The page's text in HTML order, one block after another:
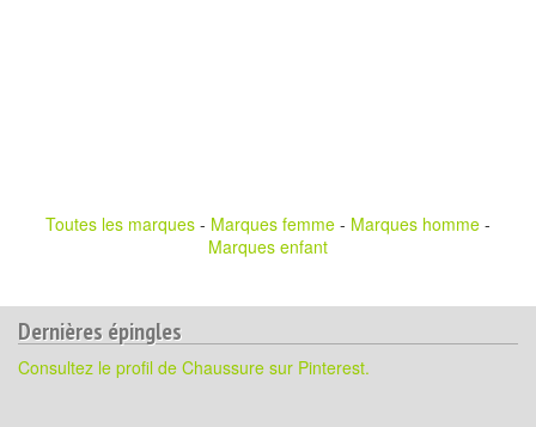
Toutes les marques - Marques femme - Marques homme -
Marques enfant
Dernières épingles
Consultez le profil de Chaussure sur Pinterest.